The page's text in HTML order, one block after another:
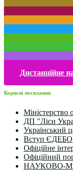
Запобігання
Міжнародна
Конкурси та
Дистанційне
Корисні посилання
Міністерство
ДП "Ліси
Український
Вступ ЄДЕБО
Офіційне
Офіційний
НАУКОВО-